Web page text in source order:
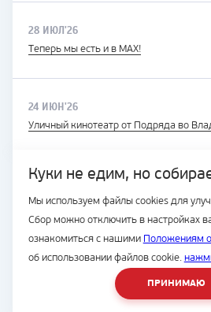
Куки не едим, но
Мы используем файлы cookies для
Сбор можно отключить в настройках
ознакомиться с нашими Положениям
об использовании файлов cookie.
ПРИНИМАЮ
28 ИЮЛ'26
Теперь мы есть и в MAX!
24 ИЮН'26
Уличный кинотеатр от Подряда во
© Подряд, 1997-2026
8 (423) 2-300-500